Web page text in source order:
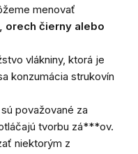
menovať
orech čierny alebo
vlákniny, ktorá je
konzumácia strukovín
považované za
tvorbu zá***ov.
niektorým z